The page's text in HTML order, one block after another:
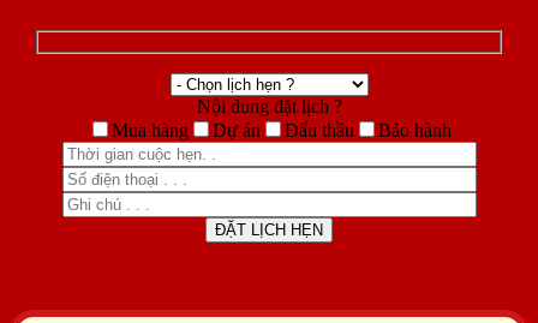
Nội dung đặt lịch ?
Mua hàng
Dự án Đấu thầu Bảo hành